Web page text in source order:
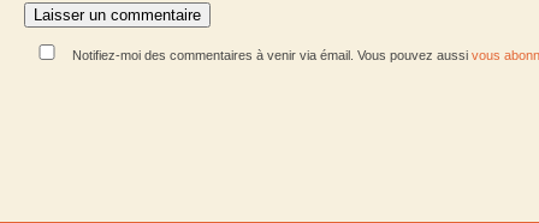
Notifiez-moi des commentaires à venir via émail. Vous pouvez aussi vous